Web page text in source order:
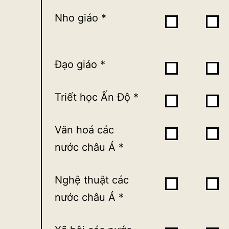
Nho giáo *
Đạo giáo *
Triết học Ấn Độ *
Văn hoá các
nước châu Á *
Nghệ thuật các
nước châu Á *